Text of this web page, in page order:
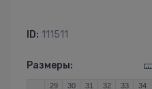
ID: 111511
Размеры:
29 30 31 32 33 34